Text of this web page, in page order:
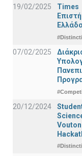
19/02/2025
07/02/2025
20/12/2024